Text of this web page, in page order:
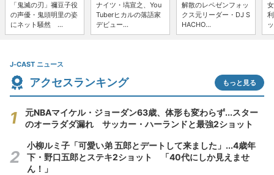
「鬼滅の刃」禰豆子役
の声優・鬼頭明里の姿
にネット騒然 ...
ナイツ・塙宣之、You
Tuberヒカルの落語家
デビュー...
解散のレペゼンフォッ
クス元リーダー・DJ S
HACHO...
J-CAST ニュース
アクセスランキング もっと見る
元NBAマイケル・ジョーダン63歳、体形も変わらず...スター
のオーラダダ漏れ サッカー・ハーランドと最強2ショット
小柳ルミ子「可愛い弟 五郎とデートして来ました」...4歳年
下・野口五郎とステキ2ショット 「40代にしか見えませ
ん！」